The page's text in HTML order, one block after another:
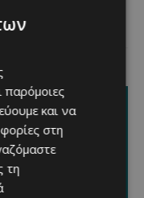
παρόμοιες
και να
στη
τη